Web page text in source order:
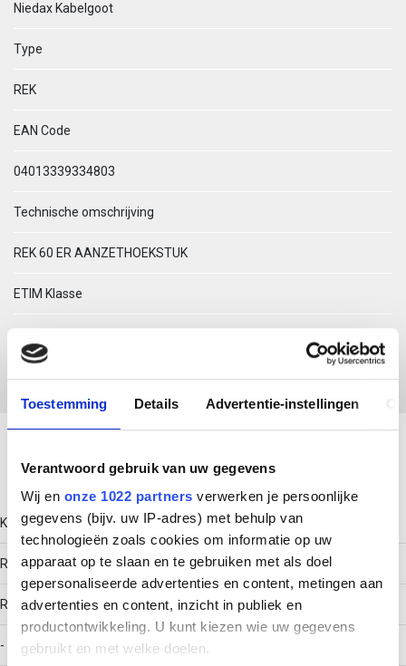
Toestemming Details Advertentie-instellingen
Verantwoord gebruik van uw gegevens
Wij en onze 1022 partners verwerken je persoonlijke
gegevens (bijv. uw IP-adres) met behulp van
technologieën zoals cookies om informatie op uw
apparaat op te slaan en te gebruiken met als doel
gepersonaliseerde advertenties en content, metingen aan
advertenties en content, inzicht in publiek en
productontwikkeling. U kunt kiezen wie uw gegevens
gebruikt en met welke doelen.
Niedax Kabelgoot
Type
REK
EAN Code
04013339334803
Technische omschrijving
REK 60 ER AANZETHOEKSTUK
ETIM Klasse
Technische gegevens
Kleur
Roestvaststaal (RVS)
RAL-nummer
-